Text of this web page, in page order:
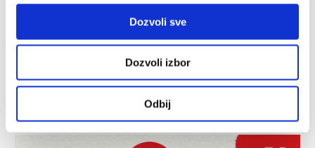
Dozvoli sve
Dozvoli izbor
Odbij